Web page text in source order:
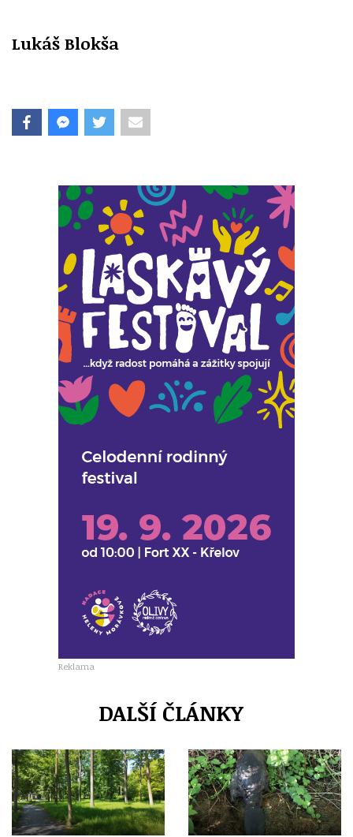
Lukáš Blokša
Reklama
DALŠÍ ČLÁNKY